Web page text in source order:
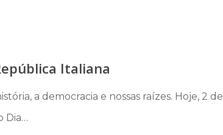
Italiana
a democracia e nossas raízes. Hoje, 2 de
Dia…